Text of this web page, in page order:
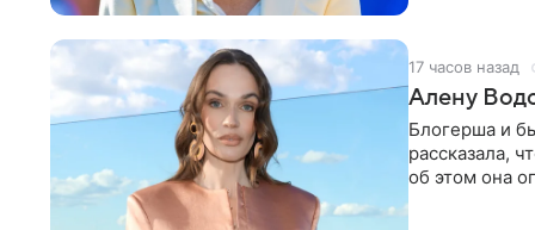
17 часов назад
Алену
Блогерша и
рассказала,
об этом она